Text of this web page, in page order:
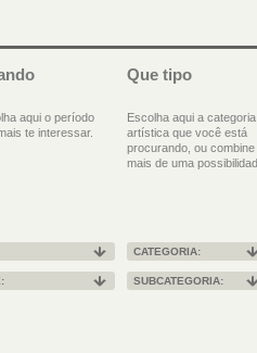
aqui o período
te interessar.
Que tipo
Escolha aqui a categoria
artística que você está
procurando, ou combine
mais de uma
CATEGORIA:
SUBCATEGORIA: